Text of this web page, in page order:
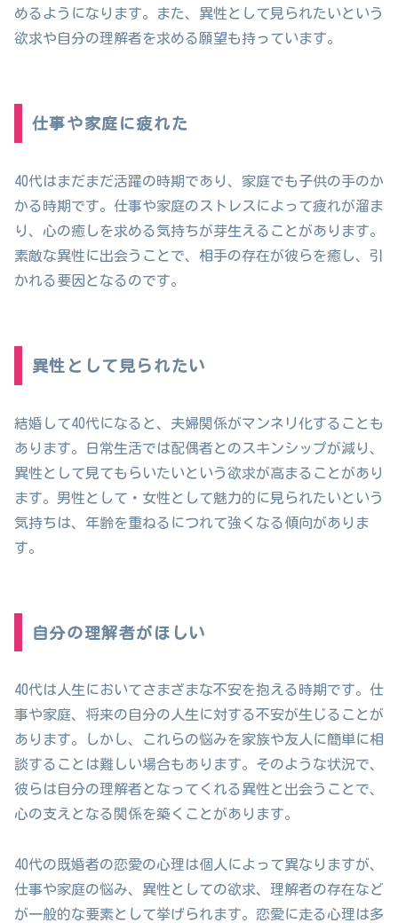
めるようになります。また、異性として見られたいという
欲求や自分の理解者を求める願望も持っています。
仕事や家庭に疲れた
40代はまだまだ活躍の時期であり、家庭でも子供の手のか
かる時期です。仕事や家庭のストレスによって疲れが溜ま
り、心の癒しを求める気持ちが芽生えることがあります。
素敵な異性に出会うことで、相手の存在が彼らを癒し、引
かれる要因となるのです。
異性として見られたい
結婚して40代になると、夫婦関係がマンネリ化することも
あります。日常生活では配偶者とのスキンシップが減り、
異性として見てもらいたいという欲求が高まることがあり
ます。男性として・女性として魅力的に見られたいという
気持ちは、年齢を重ねるにつれて強くなる傾向がありま
す。
自分の理解者がほしい
40代は人生においてさまざまな不安を抱える時期です。仕
事や家庭、将来の自分の人生に対する不安が生じることが
あります。しかし、これらの悩みを家族や友人に簡単に相
談することは難しい場合もあります。そのような状況で、
彼らは自分の理解者となってくれる異性と出会うことで、
心の支えとなる関係を築くことがあります。
40代の既婚者の恋愛の心理は個人によって異なりますが、
仕事や家庭の悩み、異性としての欲求、理解者の存在など
が一般的な要素として挙げられます。恋愛に走る心理は多